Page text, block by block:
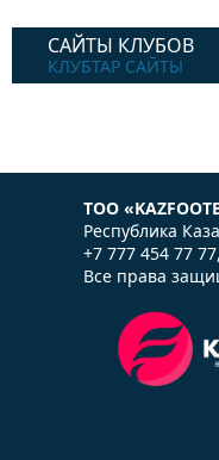
САЙТЫ КЛУБОВ
КЛУБТАР САЙТЫ
ТОО
Республика
+7 777 454 77 77,
Все права